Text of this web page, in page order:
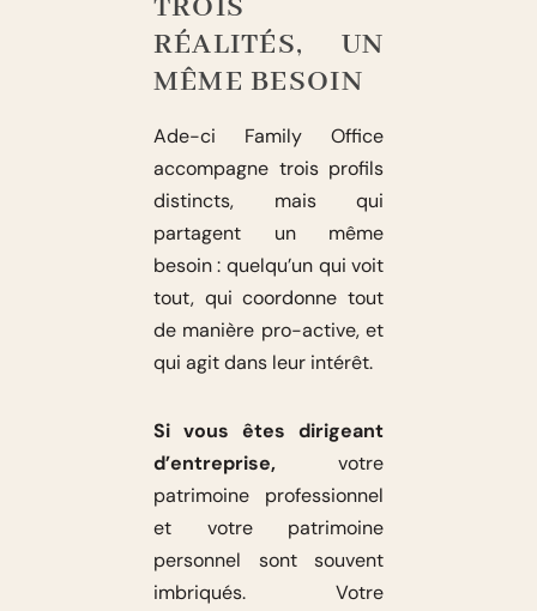
RÉALITÉS, UN
MÊME BESOIN
Ade-ci Family Office
accompagne trois profils
distincts, mais qui
partagent un même
besoin : quelqu’un qui voit
tout, qui coordonne tout
de manière pro-active, et
qui agit dans leur intérêt.
Si vous êtes dirigeant
d’entreprise,votre
patrimoine professionnel
et votre patrimoine
personnel sont souvent
imbriqués. Votre